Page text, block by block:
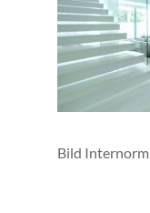
Bild Internorm